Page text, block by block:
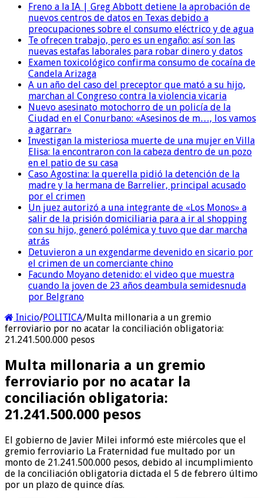
Freno a la IA | Greg Abbott detiene la aprobación de
nuevos centros de datos en Texas debido a
preocupaciones sobre el consumo eléctrico y de agua
Te ofrecen trabajo, pero es un engaño: así son las
nuevas estafas laborales para robar dinero y datos
Examen toxicológico confirma consumo de cocaína de
Candela Arizaga
A un año del caso del preceptor que mató a su hijo,
marchan al Congreso contra la violencia vicaria
Nuevo asesinato motochorro de un policía de la
Ciudad en el Conurbano: «Asesinos de m…, los vamos
a agarrar»
Investigan la misteriosa muerte de una mujer en Villa
Elisa: la encontraron con la cabeza dentro de un pozo
en el patio de su casa
Caso Agostina: la querella pidió la detención de la
madre y la hermana de Barrelier, principal acusado
por el crimen
Un juez autorizó a una integrante de «Los Monos» a
salir de la prisión domiciliaria para a ir al shopping
con su hijo, generó polémica y tuvo que dar marcha
atrás
Detuvieron a un exgendarme devenido en sicario por
el crimen de un comerciante chino
Facundo Moyano detenido: el video que muestra
cuando la joven de 23 años deambula semidesnuda
por Belgrano
Inicio/POLITICA/Multa millonaria a un gremio
ferroviario por no acatar la conciliación obligatoria:
21.241.500.000 pesos
Multa millonaria a un gremio
ferroviario por no acatar la
conciliación obligatoria:
21.241.500.000 pesos
El gobierno de Javier Milei informó este miércoles que el
gremio ferroviario La Fraternidad fue multado por un
monto de 21.241.500.000 pesos, debido al incumplimiento
de la conciliación obligatoria dictada el 5 de febrero último
por un plazo de quince días.